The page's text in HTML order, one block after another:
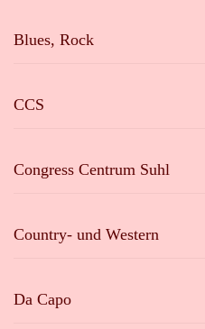
Blues, Rock
CCS
Congress Centrum Suhl
Country- und Western
Da Capo